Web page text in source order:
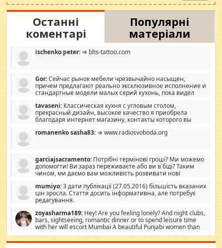
Останні
коментарі
Популярні
матеріали
ischenko peter: ⇒ blts-tattoo.com
Gor:Сейчас рынок мебели чрезвычайно насыщен,
причем предлагают реально эксклюзивное исполнение и
стандартные модели малых серий кухонь, пока видел
стандартные формы, в MebelOk, креативненько и что главное -
со вкусом все в порядке, без ненужных наворотов удорожающих
мебель, а это не последний фактор.
tavaseni: Классическая кухня с угловым столом,
прекрасный дизайн, высокое качество я приобрела
благодаря интернет магазину, контакты которого вы
romanenko sasha83: ⇒ www.radiosvoboda.org
garciajsacramento: Потрібні термінові гроші? Ми можемо
допомогти! Ви зараз переживаєте або ви в біді? Таким
чином, ми даємо вам можливість розвивати нові
допомагати людям, які намагаються дати їм шанс. Кожен
заслуговує на другий шанс, і, оскільки влада не зможе, вони
повинні приймати від інших. Для нас нема багато суми, і зрілість
витрат, а тільки узгоджених сум і нічого іншого. Не чекайте і не
коментуйте цей пост. Введіть суму, яку ви хочете подати, і ми
зв'яжемося з вами з усіма варіантами. зв'яжіться з нами
сьогодні на garciajsacramento@gmail.com Вам потрібні термінові
гроші? Ми можемо допомогти!
mumiyo:З дати публікації (27.05.2016) більшість вказаних
цін зросла. Стаття досить інформативна, але потребує
редагування.
zoyasharma189: Hey! Are you feeling lonely? And night clubs,
bars, sightseeing, romantic dinner or to spend leisure time
with her will escort Mumbai A beautiful Punjabi women than
sexy escort companion in arms that you guys feel like 5 star luxury
hotel had to spend the night in their search for loved solitaire free